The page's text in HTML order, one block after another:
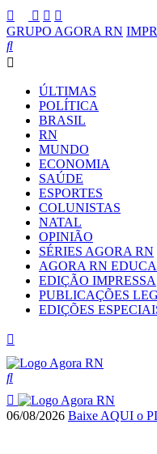
GRUPO AGORA RN
ÚLTIMAS
POLÍTICA
BRASIL
RN
MUNDO
ECONOMIA
SAÚDE
ESPORTES
COLUNISTAS
NATAL
OPINIÃO
SÉRIES AGORA RN
AGORA RN
EDIÇÃO IMPRESSA
PUBLICAÇÕES
EDIÇÕES
06/08/2026 Baixe AQUI o